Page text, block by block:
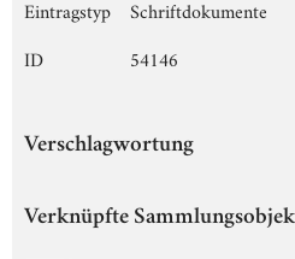
Eintragstyp
Schriftdokumente
ID
54146
Verschlagwortung
Verknüpfte